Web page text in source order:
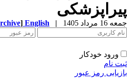
مرداد 1405 |
English
Archive]
ورود خودکار
نام
رمز عبور